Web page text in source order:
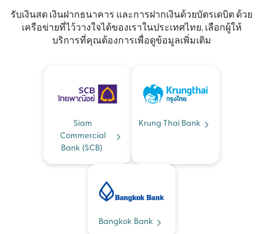
รับเงินสด เงินฝากธนาคาร และการฝากเงินด้วยบัตรเดบิต ด้วย
เครือข่ายที่ไว้วางใจได้ของเราในประเทศไทย. เลือกผู้ให้
บริการที่คุณต้องการเพื่อดูข้อมูลเพิ่มเติม
Siam
Commercial
Bank (SCB)
Krung Thai Bank
Bangkok Bank